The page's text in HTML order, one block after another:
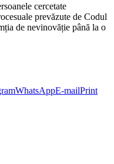
cercetate
prevăzute de Codul
de nevinovăție până la o
WhatsAppE-mailPrint